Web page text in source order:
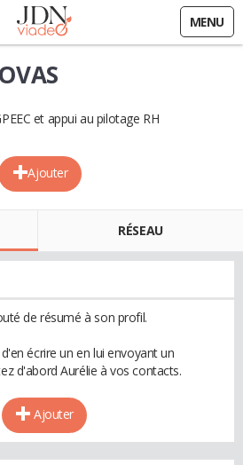
MENU
Ajouter
et appui au pilotage RH
RÉSEAU
de résumé à son profil.
écrire un en lui envoyant un
d'abord Aurélie à vos contacts.
Ajouter